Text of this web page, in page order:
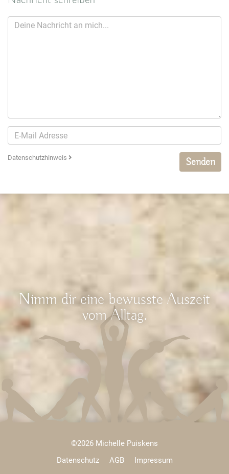
Datenschutzhinweis Senden
Nimm dir eine bewusste Auszeit
vom Alltag.
©2026 Michelle Puiskens
Datenschutz
AGB Impressum